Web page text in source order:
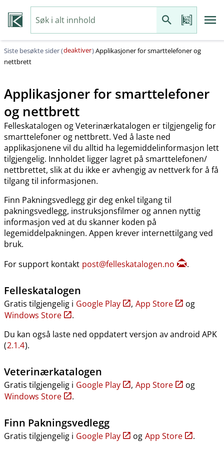
Siste besøkte sider (deaktiver)Applikasjoner for smarttelefoner og
nettbrett
Applikasjoner for smarttelefoner
og nettbrett
Felleskatalogen og Veterinærkatalogen er tilgjengelig for
smarttelefoner og nettbrett. Ved å laste ned
applikasjonene vil du alltid ha legemiddelinformasjon lett
tilgjengelig. Innholdet ligger lagret på smarttelefonen​/​
nettbrettet, slik at du ikke er avhengig av nettverk for å få
tilgang til informasjonen.
Finn Pakningsvedlegg gir deg enkel tilgang til
pakningsvedlegg, instruksjonsfilmer og annen nyttig
informasjon ved at du skanner koden på
legemiddelpakningen. Appen krever internettilgang ved
bruk.
For support kontakt post@felleskatalogen.no .
Felleskatalogen
Gratis tilgjengelig i Google Play , App Store
og
Windows Store
.
Du kan også laste ned oppdatert versjon av android APK
(2.1.4).
Veterinærkatalogen
Gratis tilgjengelig i Google Play , App Store
og
Windows Store
.
Finn Pakningsvedlegg
Gratis tilgjengelig i Google Play og App Store .